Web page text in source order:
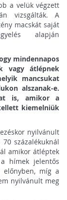
a velük végzett
vizsgálták. A
macskát saját
alapján
mindennapos
vagy átlépnek
mancsukat
alszanak-e.
is, amikor a
kiemelniük
nyilvánult
százalékuknál
amikor átléptek
hímek jelentős
előnyben, míg a
nyilvánult meg